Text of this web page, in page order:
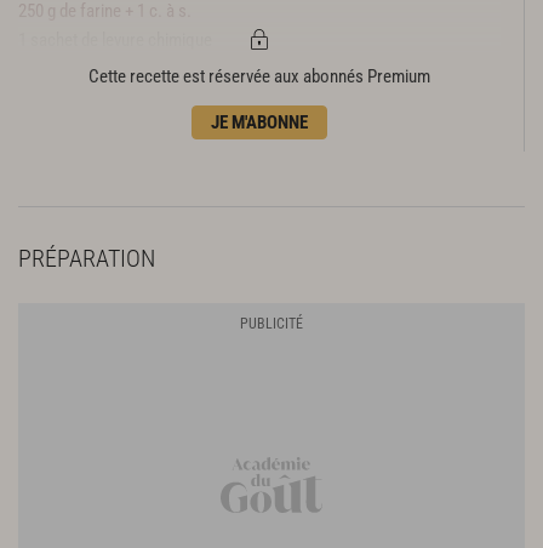
250 g de farine + 1 c. à s.
125 g de beurreCette recette est réservée aux abonnés Premium
JE M'ABONNE
PRÉPARATION